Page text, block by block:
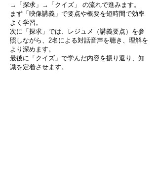
→「探求」→「クイズ」 の流れで進みます。
まず「映像講義」で要点や概要を短時間で効率
よく学習。
次に「探求」では、レジュメ（講義要点）を参
照しながら、2名による対話音声を聴き、理解を
より深めます。
最後に「クイズ」で学んだ内容を振り返り、知
識を定着させます。